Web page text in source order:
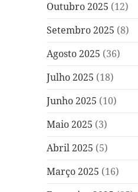
Outubro 2025 (12)
Setembro 2025 (8)
Agosto 2025 (36)
Julho 2025 (18)
Junho 2025 (10)
Maio 2025 (3)
Abril 2025 (5)
Março 2025 (16)